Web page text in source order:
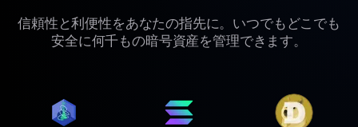
信頼性と利便性をあなたの指先に。いつでもどこでも
安全に何千もの暗号資産を管理できます。